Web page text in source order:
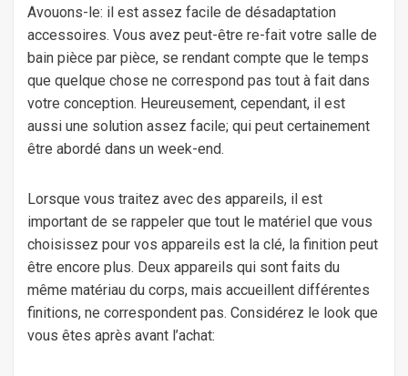
Avouons-le: il est assez facile de désadaptation
accessoires. Vous avez peut-être re-fait votre salle de
bain pièce par pièce, se rendant compte que le temps
que quelque chose ne correspond pas tout à fait dans
votre conception. Heureusement, cependant, il est
aussi une solution assez facile; qui peut certainement
être abordé dans un week-end.
Lorsque vous traitez avec des appareils, il est
important de se rappeler que tout le matériel que vous
choisissez pour vos appareils est la clé, la finition peut
être encore plus. Deux appareils qui sont faits du
même matériau du corps, mais accueillent différentes
finitions, ne correspondent pas. Considérez le look que
vous êtes après avant l’achat: